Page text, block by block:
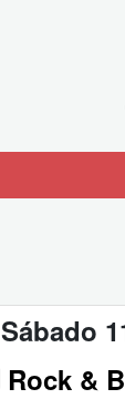
Sábado
Rock &